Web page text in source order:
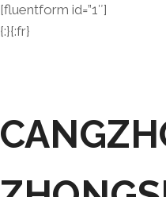
[fluentform id=”1″]
{:}{:fr}